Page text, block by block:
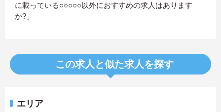
に載っている○○○○○以外におすすめの求人はあります
か?」
この求人と似た求人を探す
エリア